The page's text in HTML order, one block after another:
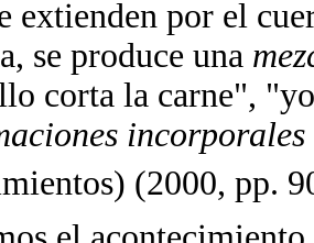
extienden por el
se produce una
corta la carne",
incorporales
(2000, pp.